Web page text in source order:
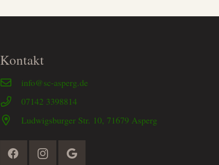
Kontakt
info@sc-asperg.de
07142 3398814
Ludwigsburger Str. 10, 71679 Asperg